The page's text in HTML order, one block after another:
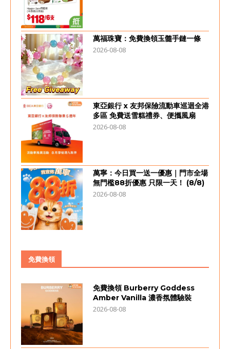
萬福珠寶：免費換領玉髓手鏈一條
2026-08-08
東亞銀行 x 友邦保險流動車巡迴全港
多區 免費送雪糕禮券、便攜風扇
2026-08-08
萬寧：今日買一送一優惠｜門市全場
無門檻88折優惠 只限一天！ (8/8)
2026-08-08
免費換領
免費換領 Burberry Goddess
Amber Vanilla 濃香氛體驗裝
2026-08-08